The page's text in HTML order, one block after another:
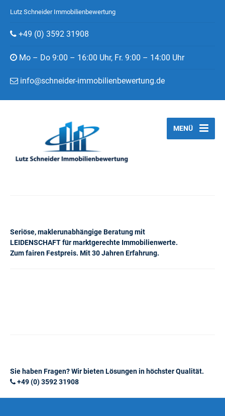
Lutz Schneider Immobilienbewertung
+49 (0) 3592 31908
Mo – Do 9:00 – 16:00 Uhr, Fr. 9:00 – 14:00 Uhr
info@schneider-immobilienbewertung.de
Seriöse, maklerunabhängige Beratung mit
LEIDENSCHAFT für marktgerechte Immobilienwerte.
Zum fairen Festpreis. Mit 30 Jahren Erfahrung.
MENÜ
Sie haben Fragen? Wir bieten Lösungen in höchster Qualität.
+49 (0) 3592 31908